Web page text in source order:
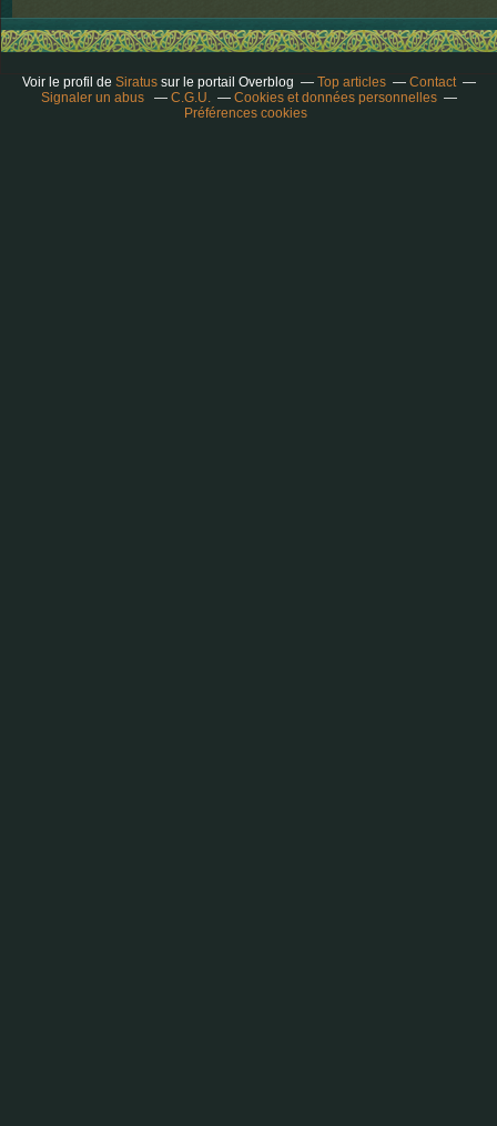
Voir le profil de Siratussur le portail Overblog Top articles
Contact
Signaler un abus
C.G.U.
Cookies et données personnelles
Préférences cookies